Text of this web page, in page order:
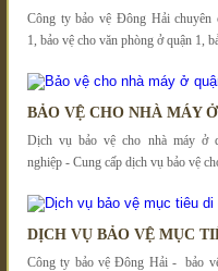
Công ty bảo vệ Đông Hải chuyên
1, bảo vệ cho văn phòng ở quận 1,
BẢO VỆ CHO NHÀ MÁY
Dịch vụ bảo vệ cho nhà máy ở
nghiệp - Cung cấp dịch vụ bảo vệ
DỊCH VỤ BẢO VỆ MỤC
Công ty bảo vệ Đông Hải - bảo